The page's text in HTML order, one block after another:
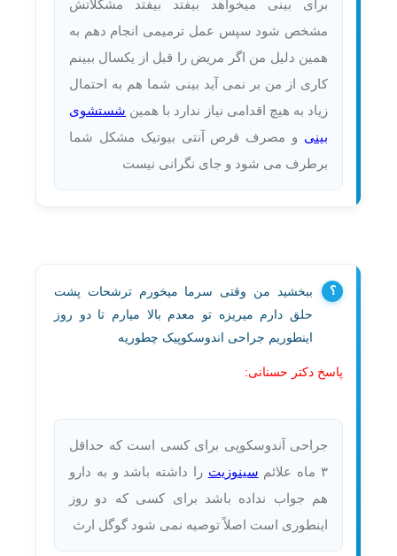
برای بینی میخواهد بیفتد بیفتد مشکلاتش
مشخص شود سپس عمل ترمیمی انجام دهم به
همین دلیل من اگر مریض را قبل از یکسال ببینم
کاری از من بر نمی آید بینی شما هم به احتمال
زیاد به هیچ اقدامی نیاز ندارد با همین شستشوی
بینی و مصرف قرص آنتی بیوتیک مشکل شما
برطرف می شود و جای نگرانی نیست
ببخشید من وقتی سرما میخورم ترشحات پشت
حلق دارم میریزه تو معدم بالا میارم تا دو روز
اینطوریم جراحی اندوسکوپیک چطوریه
پاسخ دکتر حسنانی:
جراحی آندوسکوپی برای کسی است که حداقل
۳ ماه علائم
سینوزیت را داشته باشد و به دارو
هم جواب نداده باشد برای کسی که دو روز
اینطوری است اصلاً توصیه نمی شود گوگل ارث